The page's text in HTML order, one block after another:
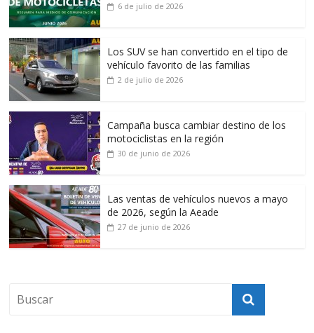
6 de julio de 2026
Los SUV se han convertido en el tipo de
vehículo favorito de las familias
2 de julio de 2026
Campaña busca cambiar destino de los
motociclistas en la región
30 de junio de 2026
Las ventas de vehículos nuevos a mayo
de 2026, según la Aeade
27 de junio de 2026